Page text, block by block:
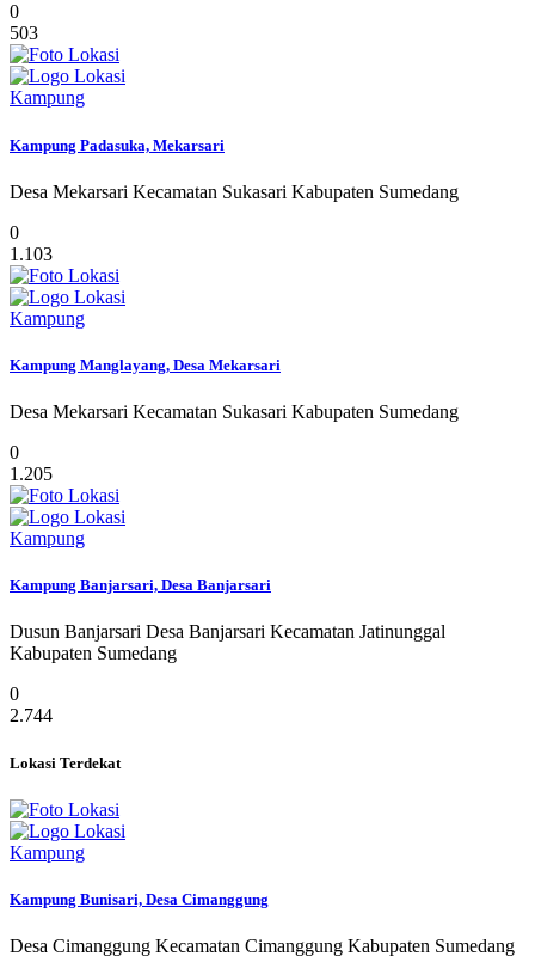
0
503
Kampung
Kampung Padasuka, Mekarsari
Desa Mekarsari Kecamatan Sukasari Kabupaten Sumedang
0
1.103
Kampung
Kampung Manglayang, Desa Mekarsari
Desa Mekarsari Kecamatan Sukasari Kabupaten Sumedang
0
1.205
Kampung
Kampung Banjarsari, Desa Banjarsari
Dusun Banjarsari Desa Banjarsari Kecamatan Jatinunggal
Kabupaten Sumedang
0
2.744
Lokasi Terdekat
Kampung
Kampung Bunisari, Desa Cimanggung
Desa Cimanggung Kecamatan Cimanggung Kabupaten Sumedang